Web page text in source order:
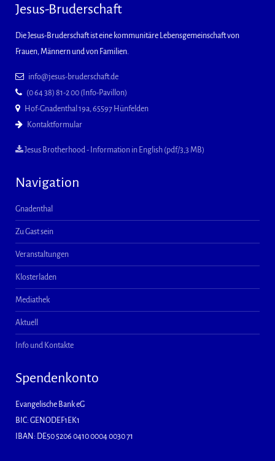
Jesus-Bruderschaft
Die Jesus-Bruderschaft ist eine kommunitäre Lebensgemeinschaft von
Frauen, Männern und von Familien.
info@jesus-bruderschaft.de
(0 64 38) 81-2 00 (Info-Pavillon)
Hof-Gnadenthal 19a, 65597 Hünfelden
Kontaktformular
Jesus Brotherhood - Information in English (pdf/3,3 MB)
Navigation
Gnadenthal
Zu Gast sein
Veranstaltungen
Klosterladen
Mediathek
Aktuell
Info und Kontakte
Spendenkonto
Evangelische Bank eG
BIC: GENODEF1EK1
IBAN: DE50 5206 0410 0004 0030 71